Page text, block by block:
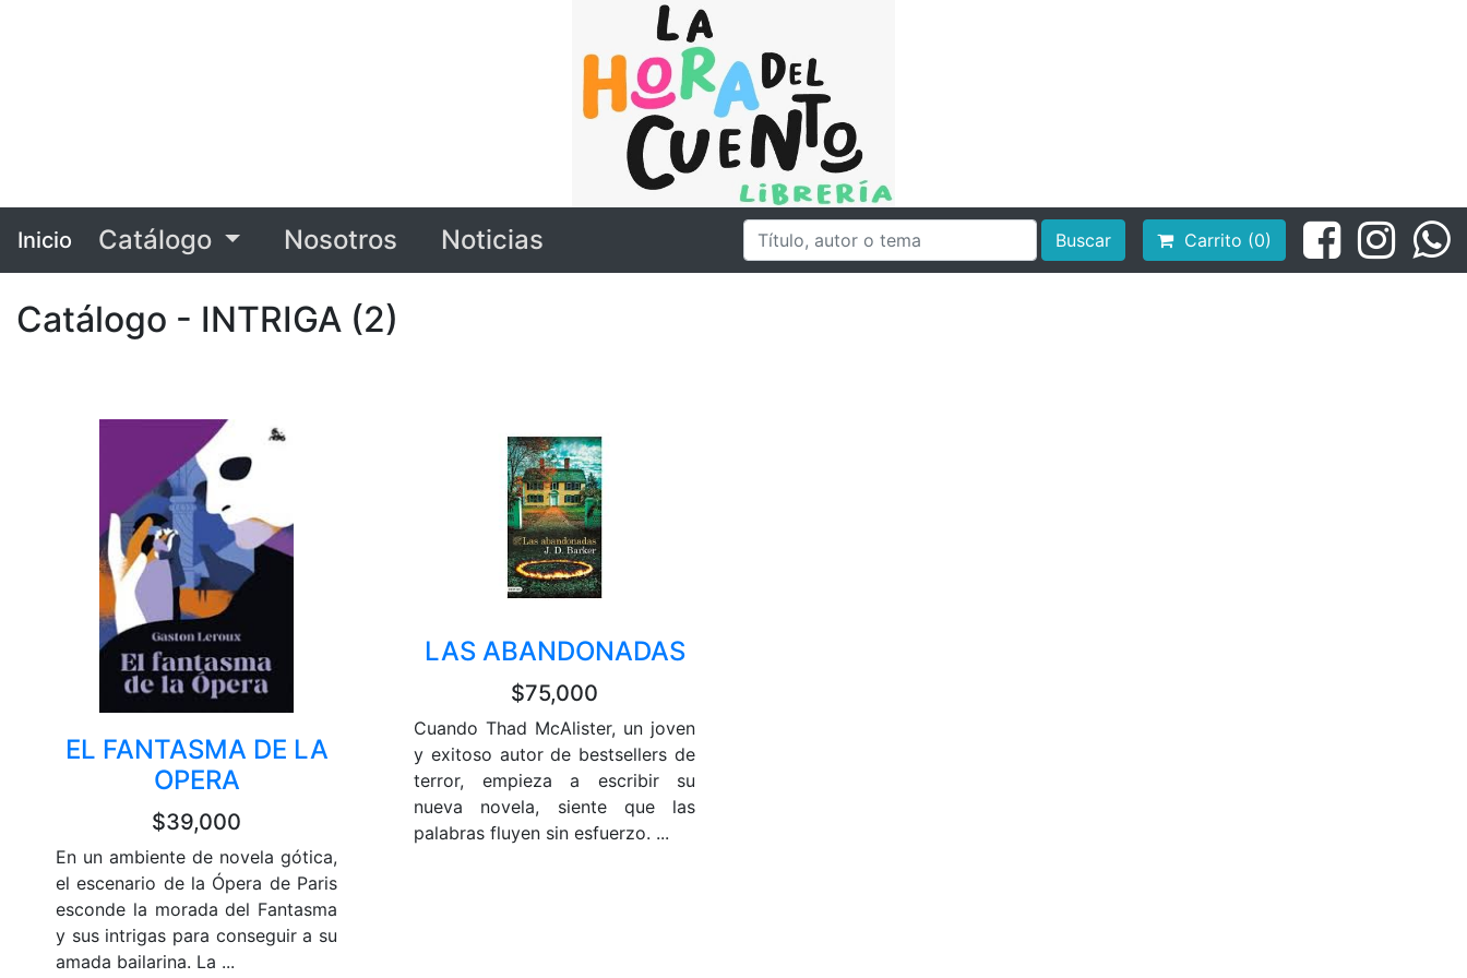
Inicio Catálogo Nosotros Noticias Buscar Carrito (0)
Catálogo - INTRIGA (2)
EL FANTASMA DE LA
OPERA
$39,000
En un ambiente de novela gótica,
el escenario de la Ópera de Paris
esconde la morada del Fantasma
y sus intrigas para conseguir a su
amada bailarina. La ...
LAS ABANDONADAS
$75,000
Cuando Thad McAlister, un joven
y exitoso autor de bestsellers de
terror, empieza a escribir su
nueva novela, siente que las
palabras fluyen sin esfuerzo. ...